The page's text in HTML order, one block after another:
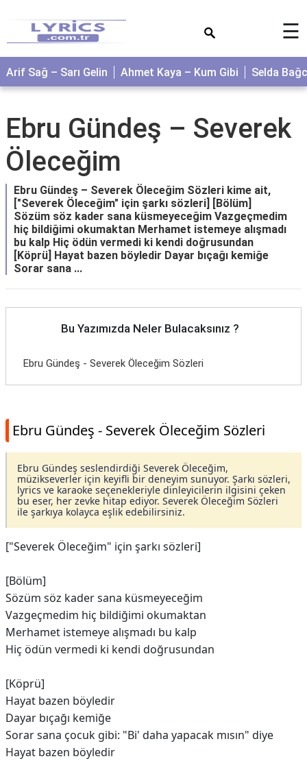
☰
Arif Sağ – Sarı Gelin Ahmet Kaya – Kum Gibi Selda
Ebru Gündeş – Severek
Öleceğim
Ebru Gündeş – Severek Öleceğim Sözleri kime ait,
["Severek Öleceğim" için şarkı sözleri] [Bölüm]
Sözüm söz kader sana küsmeyeceğim Vazgeçmedim
hiç bildiğimi okumaktan Merhamet istemeye alışmadı
bu kalp Hiç ödün vermedi ki kendi doğrusundan
[Köprü] Hayat bazen böyledir Dayar bıçağı kemiğe
Sorar sana ...
Bu Yazımızda Neler Bulacaksınız ?
Ebru Gündeş - Severek Öleceğim Sözleri
Ebru Gündeş - Severek Öleceğim Sözleri
Ebru Gündeş seslendirdiği Severek Öleceğim,
müzikseverler için keyifli bir deneyim sunuyor. Şarkı sözleri,
lyrics ve karaoke seçenekleriyle dinleyicilerin ilgisini çeken
bu eser, her zevke hitap ediyor. Severek Öleceğim Sözleri
ile şarkıya kolayca eşlik edebilirsiniz.
["Severek Öleceğim" için şarkı sözleri]
[Bölüm]
Sözüm söz kader sana küsmeyeceğim
Vazgeçmedim hiç bildiğimi okumaktan
Merhamet istemeye alışmadı bu kalp
Hiç ödün vermedi ki kendi doğrusundan
[Köprü]
Hayat bazen böyledir
Dayar bıçağı kemiğe
Sorar sana çocuk gibi: "Bi' daha yapacak mısın" diye
Hayat bazen böyledir